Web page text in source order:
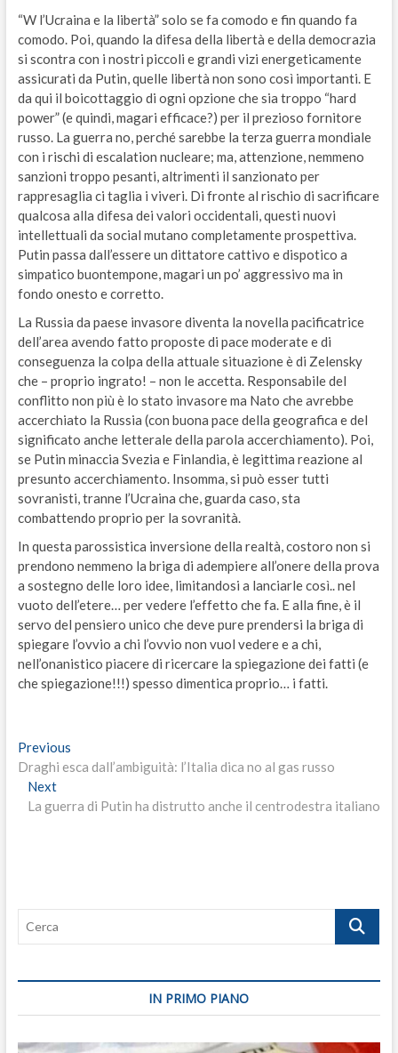
“W l’Ucraina e la libertà” solo se fa comodo e fin quando fa
comodo. Poi, quando la difesa della libertà e della democrazia
si scontra con i nostri piccoli e grandi vizi energeticamente
assicurati da Putin, quelle libertà non sono così importanti. E
da qui il boicottaggio di ogni opzione che sia troppo “hard
power” (e quindi, magari efficace?) per il prezioso fornitore
russo. La guerra no, perché sarebbe la terza guerra mondiale
con i rischi di escalation nucleare; ma, attenzione, nemmeno
sanzioni troppo pesanti, altrimenti il sanzionato per
rappresaglia ci taglia i viveri. Di fronte al rischio di sacrificare
qualcosa alla difesa dei valori occidentali, questi nuovi
intellettuali da social mutano completamente prospettiva.
Putin passa dall’essere un dittatore cattivo e dispotico a
simpatico buontempone, magari un po’ aggressivo ma in
fondo onesto e corretto.
La Russia da paese invasore diventa la novella pacificatrice
dell’area avendo fatto proposte di pace moderate e di
conseguenza la colpa della attuale situazione è di Zelensky
che – proprio ingrato! – non le accetta. Responsabile del
conflitto non più è lo stato invasore ma Nato che avrebbe
accerchiato la Russia (con buona pace della geografica e del
significato anche letterale della parola accerchiamento). Poi,
se Putin minaccia Svezia e Finlandia, è legittima reazione al
presunto accerchiamento. Insomma, si può esser tutti
sovranisti, tranne l’Ucraina che, guarda caso, sta
combattendo proprio per la sovranità.
In questa parossistica inversione della realtà, costoro non si
prendono nemmeno la briga di adempiere all’onere della prova
a sostegno delle loro idee, limitandosi a lanciarle così.. nel
vuoto dell’etere… per vedere l’effetto che fa. E alla fine, è il
servo del pensiero unico che deve pure prendersi la briga di
spiegare l’ovvio a chi l’ovvio non vuol vedere e a chi,
nell’onanistico piacere di ricercare la spiegazione dei fatti (e
che spiegazione!!!) spesso dimentica proprio… i fatti.
Navigazione
articoli
PreviousPrevious
post:
Draghi esca dall’ambiguità: l’Italia dica no al gas russo
NextNext
post:
La guerra di Putin ha distrutto anche il centrodestra italiano
Cerca
IN PRIMO PIANO